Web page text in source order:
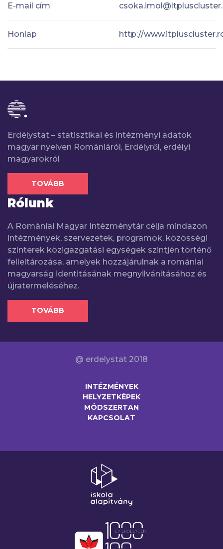
E-mail cím
Honlap http://
Erdélystat – statisztikai és intézményi adatok
magyar nyelven Romániáról, Erdélyről, erdélyi
magyarokról
TOVÁBB
Rólunk
A Romániai Magyar Intézménytár célja mindazon
intézmények, szervezetek, programok, közösségi
színterek közigazgatási egységek szintjén történő
felleltározása, amelyek hozzájárulnak a romániai
magyarság identitásának megnyilvánításához és
újratermeléséhez.
TOVÁBB
@ erdelystat 2018
INTÉZMÉNYEK
HELYZETKÉPEK
MÓDSZERTAN
KAPCSOLAT